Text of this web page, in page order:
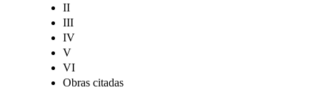
II
III
IV
V
VI
Obras citadas